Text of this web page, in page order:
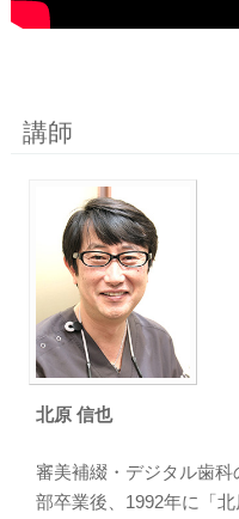
講師
北原 信也
審美補綴・デジタル歯
部卒業後、1992年に「